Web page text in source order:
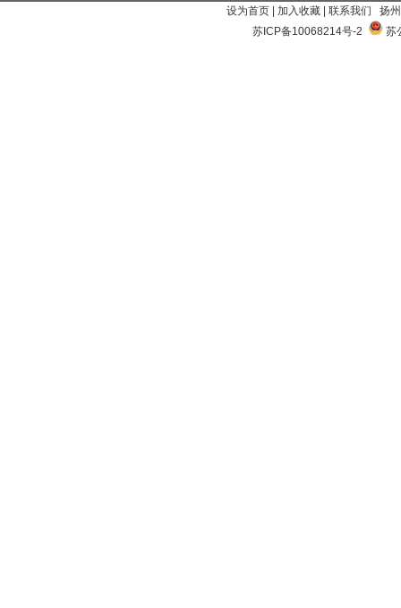
设为首页 加入收藏 联系我们 扬
苏ICP备10068214号-2
苏